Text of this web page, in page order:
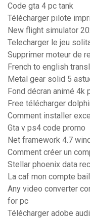
Code gta 4 pc tank
Télécharger pilote
New flight simulator
Telecharger le jeu
Supprimer moteur de
French to english
Metal gear solid 5
Fond décran animé 4k
Free télécharger
Comment installer
Gta v ps4 code promo
Net framework 4.7
Comment créer un
Stellar phoenix data
La caf mon compte
Any video converter
for pc
Télécharger adobe